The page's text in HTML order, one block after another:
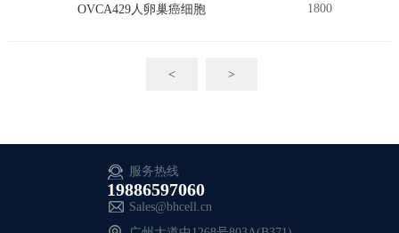
OVCA429人卵巢癌细胞 1800
< >
服务热线
19886597060
Sales@bhcell.cn